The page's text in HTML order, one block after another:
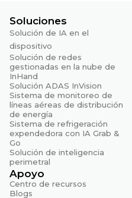
Soluciones
Solución de IA en el
dispositivo
Solución de redes
gestionadas en la nube de
InHand
Solución ADAS InVision
Sistema de monitoreo de
líneas aéreas de distribución
de energía
Sistema de refrigeración
expendedora con IA Grab &
Go
Solución de inteligencia
perimetral
Apoyo
Centro de recursos
Blogs